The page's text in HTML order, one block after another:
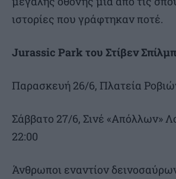
ιστορίες που γράφτηκαν ποτέ.
Jurassic Park του Στίβεν
Παρασκευή 26/6, Πλατεία
Σάββατο 27/6, Σινέ «Απόλλων»
22:00
Άνθρωποι εναντίον